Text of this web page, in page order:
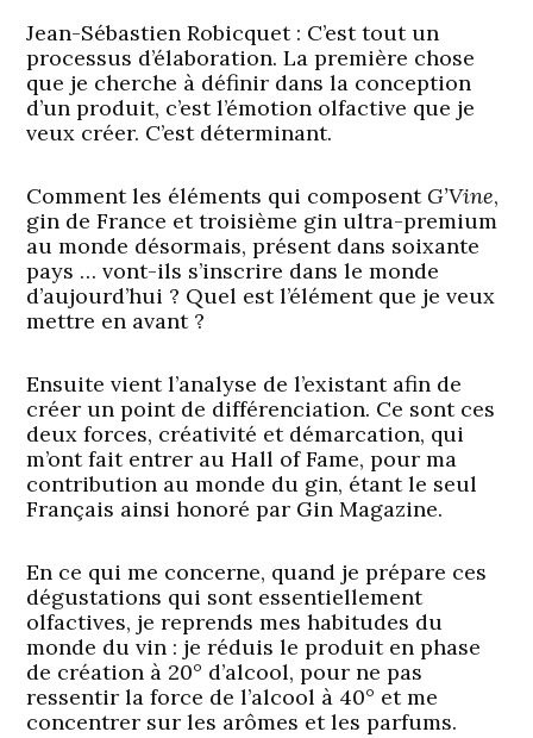
Jean-Sébastien Robicquet : C’est tout un
processus d’élaboration. La première chose
que je cherche à définir dans la conception
d’un produit, c’est l’émotion olfactive que je
veux créer. C’est déterminant.
Comment les éléments qui composent G’Vine,
gin de France et troisième gin ultra-premium
au monde désormais, présent dans soixante
pays … vont-ils s’inscrire dans le monde
d’aujourd’hui ? Quel est l’élément que je veux
mettre en avant ?
Ensuite vient l’analyse de l’existant afin de
créer un point de différenciation. Ce sont ces
deux forces, créativité et démarcation, qui
m’ont fait entrer au Hall of Fame, pour ma
contribution au monde du gin, étant le seul
Français ainsi honoré par Gin Magazine.
En ce qui me concerne, quand je prépare ces
dégustations qui sont essentiellement
olfactives, je reprends mes habitudes du
monde du vin : je réduis le produit en phase
de création à 20° d’alcool, pour ne pas
ressentir la force de l’alcool à 40° et me
concentrer sur les arômes et les parfums.